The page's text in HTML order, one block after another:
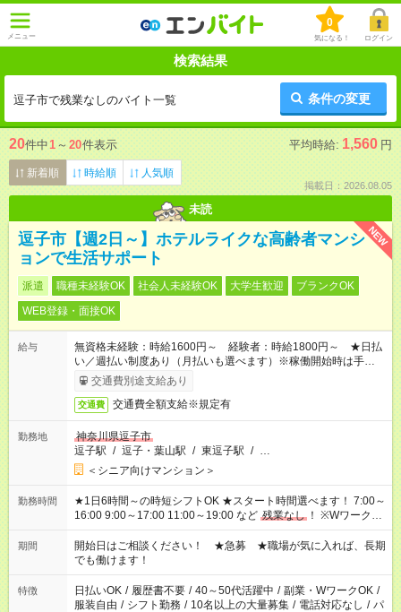
メニュー
0
気になる！ ログイン
検索結果
逗子市で残業なしのバイト一覧 条件の変更
20件中1 ～ 20件表示 平均時給: 1,560 円
新着順 時給順 人気順
掲載日：2026.08.05
未読
NEW
逗子市【週2日～】ホテルライクな高齢者マンシ
ョンで生活サポート
派遣 職種未経験OK 社会人未経験OK 大学生歓迎
ブランクOK
WEB登録・面接OK
給与
無資格未経験：時給1600円～ 経験者：時給1800円～ ★日払
い／週払い制度あり（月払いも選べます）※稼働開始時は手続き
完了次第のお支払いとなります。
交通費別途支給あり
交通費 交通費全額支給※規定有
勤務地
神奈川県逗子市
逗子駅 / 逗子・葉山駅 / 東逗子駅 / …
＜シニア向けマンション＞
勤務時間
★1日6時間～の時短シフトOK ★スタート時間選べます！ 7:00～
16:00 9:00～17:00 11:00～19:00 など 残業なし ！ ※Wワークの
場合、他のお仕事と合わせ週40時間超の就業はご案内できませ
ん ※法令に基づき、週20時間以上勤務は社会保険への加入対象
となります ※労働者派遣法（日雇い派遣の原則禁止）により、
短時間・短期間の就業はご案内が難しい場合があります
期間
開始日はご相談ください！ ★急募 ★職場が気に入れば、長期
でも働けます！
特徴 日払いOK / 履歴書不要 / 40～50代活躍中 / 副業・WワークOK /
服装自由 / シフト勤務 / 10名以上の大量募集 / 電話対応なし / パ